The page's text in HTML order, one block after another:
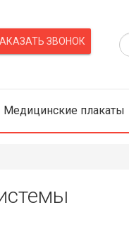
Медицинские плакаты